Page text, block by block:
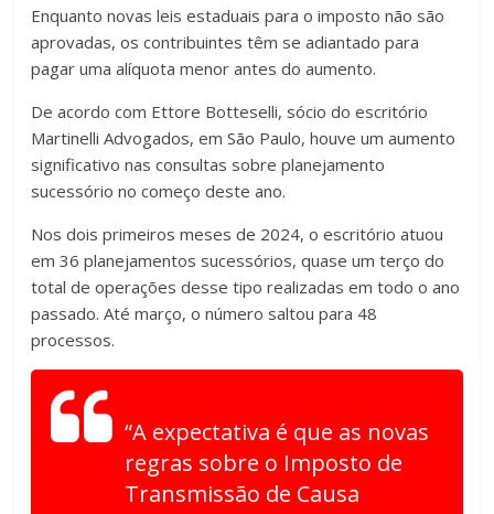
Enquanto novas leis estaduais para o imposto não são
aprovadas, os contribuintes têm se adiantado para
pagar uma alíquota menor antes do aumento.
De acordo com Ettore Botteselli, sócio do escritório
Martinelli Advogados, em São Paulo, houve um aumento
significativo nas consultas sobre planejamento
sucessório no começo deste ano.
Nos dois primeiros meses de 2024, o escritório atuou
em 36 planejamentos sucessórios, quase um terço do
total de operações desse tipo realizadas em todo o ano
passado. Até março, o número saltou para 48
processos.
“A expectativa é que as novas
regras sobre o Imposto de
Transmissão de Causa